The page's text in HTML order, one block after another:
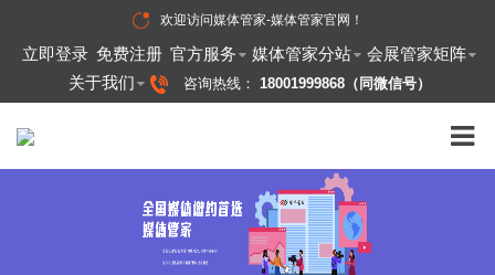
欢迎访问媒体管家-媒体管家官网 ！
立即登录 免费注册 官方服务 媒体管家分站
会展管家矩阵
关于我们
咨询热线： 18001999868（同微信号）